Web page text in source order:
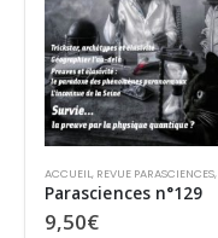
ACCUEIL, REVUE PARASCIENCES,
Parasciences n°129
9,50€